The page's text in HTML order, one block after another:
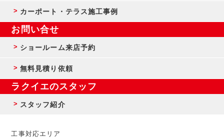
カーポート・テラス施工事例
お問い合せ
ショールーム来店予約
無料見積り依頼
ラクイエのスタッフ
スタッフ紹介
工事対応エリア